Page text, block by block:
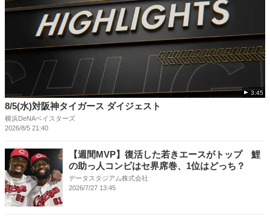
3:45
8/5(水)対阪神タイガース ダイジェスト
横浜DeNAベイスターズ
2026/8/5 21:40
【週間MVP】復活した若きエースがトップ 鯉
の助っ人コンビはセ界席巻、1位はどっち？
データスタジアム株式会社
2026/7/27 13:45